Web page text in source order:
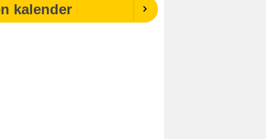
kalender